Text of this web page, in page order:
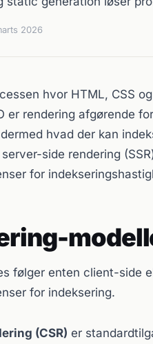
2026
hvor HTML, CSS
er rendering afgørende
hvad der kan
server-side rendering
for
følger enten client-side
for indeksering.
(CSR) er